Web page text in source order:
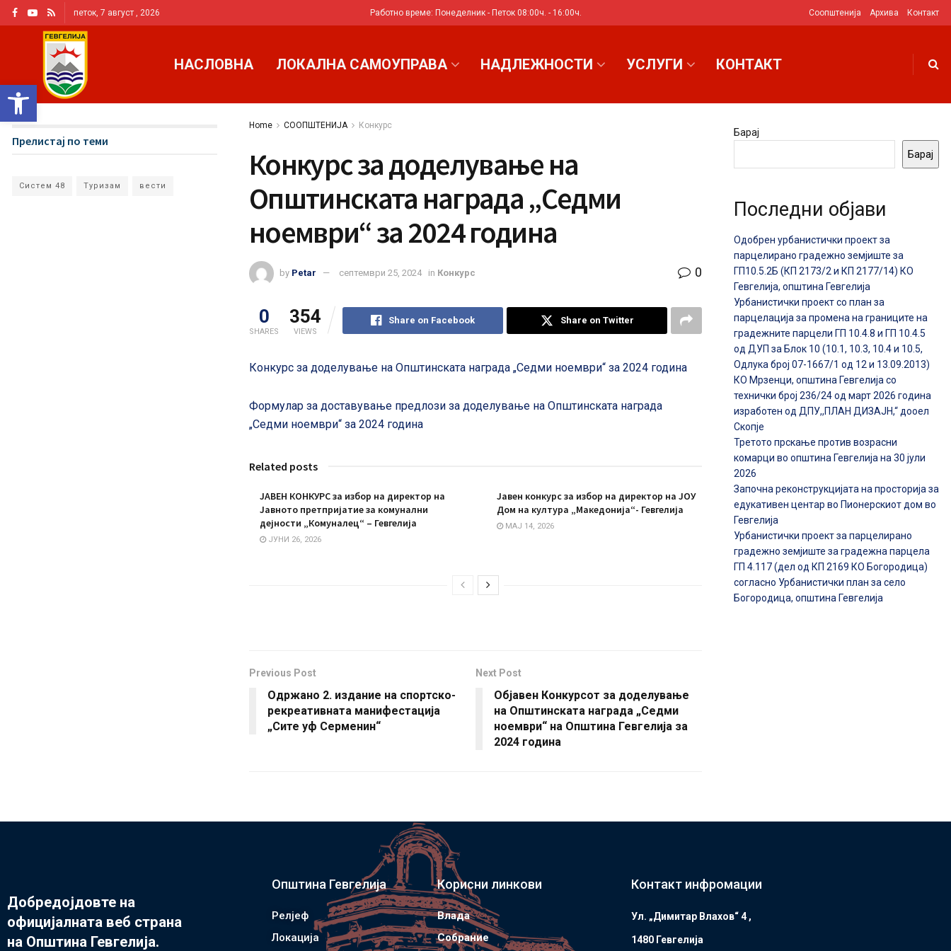
Open toolbar
петок, 7 август , 2026 Работно време: Понеделник - Петок 08:00ч. - 16:00ч. Соопштенија Архива Контакт
НАСЛОВНА ЛОКАЛНА САМОУПРАВА НАДЛЕЖНОСТИ УСЛУГИ КОНТАКТ
Home СООПШТЕНИЈА Конкурс
Конкурс за доделување на
Општинската награда „Седми
ноември“ за 2024 година
by Petar септември 25, 2024 in Конкурс 0
0
SHARES
354
VIEWS
Share on Facebook Share on Twitter
Конкурс за доделување на Општинската награда „Седми ноември“ за 2024 година
Формулар за доставување предлози за доделување на Општинската награда
„Седми ноември“ за 2024 година
Related posts
ЈАВЕН КОНКУРС за избор на директор на
Јавното претпријатие за комунални
дејности „Комуналец“ – Гевгелија
ЈУНИ 26, 2026
Јавен конкурс за избор на директор на ЈОУ
Дом на култура „Македонија“- Гевгелија
МАЈ 14, 2026
Previous Post
Одржано 2. издание на спортско-
рекреативната манифестација
„Сите уф Серменин“
Next Post
Објавен Конкурсот за доделување
на Општинската награда „Седми
ноември“ на Општина Гевгелија за
2024 година
Прелистај по теми
Систем 48 Туризам вести
Барај
Барај
Последни објави
Одобрен урбанистички проект за
парцелирано градежно земјиште за
ГП10.5.2Б (КП 2173/2 и КП 2177/14) КО
Гевгелија, општина Гевгелија
Урбанистички проект со план за
парцелација за промена на границите на
градежните парцели ГП 10.4.8 и ГП 10.4.5
од ДУП за Блок 10 (10.1, 10.3, 10.4 и 10.5,
Одлука број 07-1667/1 од 12 и 13.09.2013)
КО Мрзенци, општина Гевгелија со
технички број 236/24 од март 2026 година
изработен од ДПУ,,ПЛАН ДИЗАЈН,“ дооел
Скопје
Третото прскање против возрасни
комарци во општина Гевгелија на 30 јули
2026
Започна реконструкцијата на просторија за
едукативен центар во Пионерскиот дом во
Гевгелија
Урбанистички проект за парцелирано
градежно земјиште за градежна парцела
ГП 4.117 (дел од КП 2169 КО Богородица)
согласно Урбанистички план за село
Богородица, општина Гевгелија
Добредојдовте на
официјалната веб страна
на Општина Гевгелија.
Општина Гевгелија
Релјеф
Локација
Корисни линкови
Влада
Собрание
Контакт инфромации
Ул. „Димитар Влахов“ 4 ,
1480 Гевгелијa